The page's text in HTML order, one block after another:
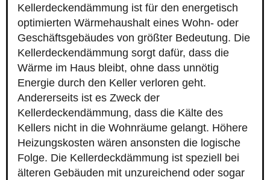
Kellerdeckendämmung ist für den energetisch
optimierten Wärmehaushalt eines Wohn- oder
Geschäftsgebäudes von größter Bedeutung. Die
Kellerdeckendämmung sorgt dafür, dass die
Wärme im Haus bleibt, ohne dass unnötig
Energie durch den Keller verloren geht.
Andererseits ist es Zweck der
Kellerdeckendämmung, dass die Kälte des
Kellers nicht in die Wohnräume gelangt. Höhere
Heizungskosten wären ansonsten die logische
Folge. Die Kellerdeckdämmung ist speziell bei
älteren Gebäuden mit unzureichend oder sogar